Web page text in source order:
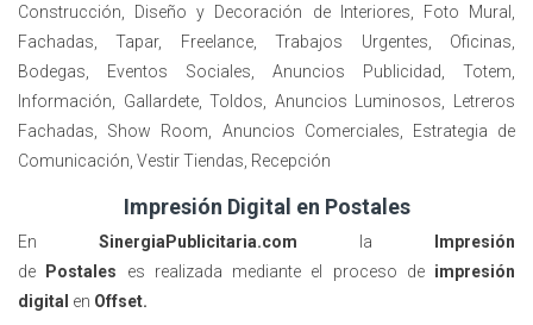
Construcción, Diseño y Decoración de Interiores, Foto Mural,
Fachadas, Tapar, Freelance, Trabajos Urgentes, Oficinas,
Bodegas, Eventos Sociales, Anuncios Publicidad, Totem,
Información, Gallardete, Toldos, Anuncios Luminosos, Letreros
Fachadas, Show Room, Anuncios Comerciales, Estrategia de
Comunicación, Vestir Tiendas, Recepción
Impresión Digital en Postales
En SinergiaPublicitaria.com la
Impresión
de Postales es realizada mediante el proceso de impresión
digital en Offset.